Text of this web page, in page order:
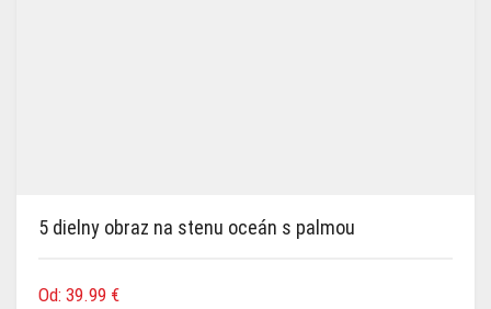
5 dielny obraz na stenu oceán s palmou
Od: 39.99 €